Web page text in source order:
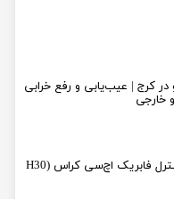
در کرج | عیب‌یابی و رفع خرابی
خارجی
راهنمای خرید و نصب کروز کنترل فابریک اچ‌سی کراس (H30